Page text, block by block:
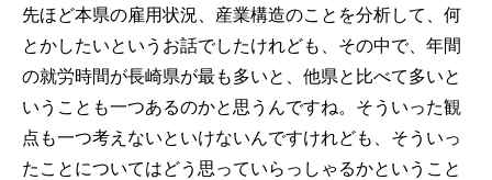
先ほど本県の雇用状況、産業構造のことを分析して、何
とかしたいというお話でしたけれども、その中で、年間
の就労時間が長崎県が最も多いと、他県と比べて多いと
いうことも一つあるのかと思うんですね。そういった観
点も一つ考えないといけないんですけれども、そういっ
たことについてはどう思っていらっしゃるかということ